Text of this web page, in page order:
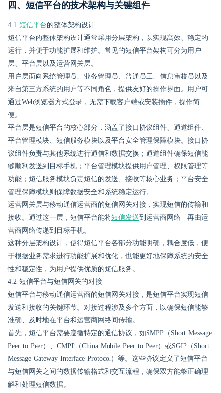
四、短信平台的技术架构与关键组件
4.1 短信平台的整体架构设计
短信平台的整体架构设计通常采用分层架构，以实现高效、稳定的
运行，并便于功能扩展和维护。常见的短信平台架构可分为用户
层、平台层以及运营网关层。
用户层面向系统管理员、业务管理员、普通员工、信息审核员以及
来自第三方系统的用户等不同角色，提供友好的操作界面。用户可
通过Web浏览器方式登录，无需下载客户端或安装插件，操作简
便。
平台层是短信平台的核心部分，涵盖了接口协议组件、通道组件、
平台管理模块、短信服务模块以及平台安全管理保障模块。接口协
议组件负责与其他系统进行通信和数据交换；通道组件确保短信能
够顺利发送到目标手机；平台管理模块提供用户管理、权限管理等
功能；短信服务模块负责短信的发送、接收等核心业务；平台安全
管理保障模块则保障数据安全和系统稳定运行。
运营网关层与移动通信运营商的短信网关对接，实现短信的传输和
接收。通过这一层，短信平台能将短信发送到运营商网络，再由运
营商网络传递到目标手机。
这种分层架构设计，使得短信平台各部分功能明确，耦合度低，便
于根据业务需求进行功能扩展和优化，也能更好地保障系统的安全
性和稳定性，为用户提供优质的短信服务。
4.2 短信平台与短信网关的对接
短信平台与移动通信运营商的短信网关对接，是短信平台实现短信
发送和接收的关键环节。对接过程涉及多个方面，以确保短信能够
准确、及时地在平台和运营商网络间传输。
首先，短信平台需要遵循特定的通信协议，如SMPP（Short Message
Peer to Peer）、CMPP（China Mobile Peer to Peer）或SGIP（Short
Message Gateway Interface Protocol）等。这些协议定义了短信平台
与短信网关之间的数据传输格式和交互流程，确保双方能够正确理
解和处理短信数据。